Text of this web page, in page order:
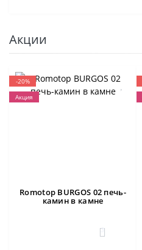
Акции
-20%
Акция
Romotop BURGOS 02 печь-
камин в камне
3